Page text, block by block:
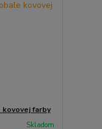
kovovej farby
Skladom